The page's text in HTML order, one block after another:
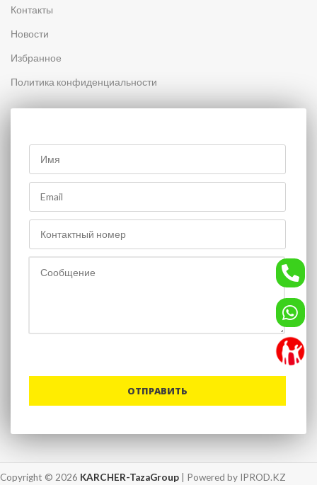
Контакты
Новости
Избранное
Политика конфиденциальности
Copyright © 2026 KARCHER-TazaGroup | Powered by IPROD.KZ